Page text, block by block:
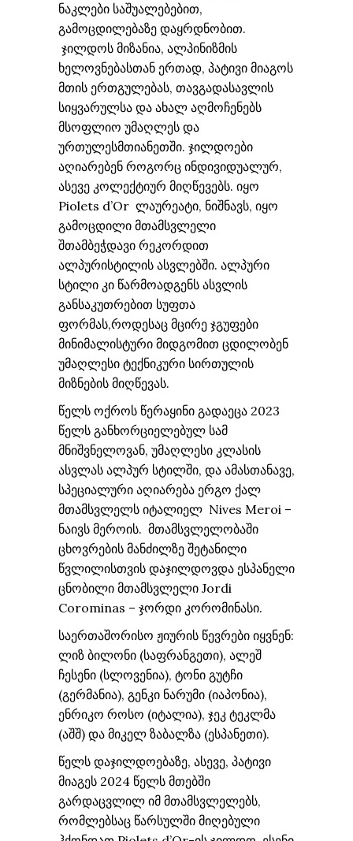
ნაკლები საშუალებებით,
გამოცდილებაზე დაყრდნობით.
ჯილდოს მიზანია, ალპინიზმის
ხელოვნებასთან ერთად, პატივი მიაგოს
მთის ერთგულებას, თავგადასავლის
სიყვარულსა და ახალ აღმოჩენებს
მსოფლიო უმაღლეს და
ურთულესმთიანეთში. ჯილდოები
აღიარებენ როგორც ინდივიდუალურ,
ასევე კოლექტიურ მიღწევებს. იყო
Piolets d’Or ლაურეატი, ნიშნავს, იყო
გამოცდილი მთამსვლელი
შთამბეჭდავი რეკორდით
ალპურისტილის ასვლებში. ალპური
სტილი კი წარმოადგენს ასვლის
განსაკუთრებით სუფთა
ფორმას,როდესაც მცირე ჯგუფები
მინიმალისტური მიდგომით ცდილობენ
უმაღლესი ტექნიკური სირთულის
მიზნების მიღწევას.
წელს ოქროს წერაყინი გადაეცა 2023
წელს განხორციელებულ სამ
მნიშვნელოვან, უმაღლესი კლასის
ასვლას ალპურ სტილში, და ამასთანავე,
სპეციალური აღიარება ერგო ქალ
მთამსვლელს იტალიელ Nives Meroi –
ნაივს მეროის. მთამსვლელობაში
ცხოვრების მანძილზე შეტანილი
წვლილისთვის დაჯილდოვდა ესპანელი
ცნობილი მთამსვლელი Jordi
Corominas – ჯორდი კორომინასი.
საერთაშორისო ჟიურის წევრები იყვნენ:
ლიზ ბილონი (საფრანგეთი), ალეშ
ჩესენი (სლოვენია), ტონი გუტჩი
(გერმანია), გენკი ნარუმი (იაპონია),
ენრიკო როსო (იტალია), ჯეკ ტეკლმა
(აშშ) და მიკელ ზაბალზა (ესპანეთი).
წელს დაჯილდოებაზე, ასევე, პატივი
მიაგეს 2024 წელს მთებში
გარდაცვლილ იმ მთამსვლელებს,
რომლებსაც წარსულში მიღებული